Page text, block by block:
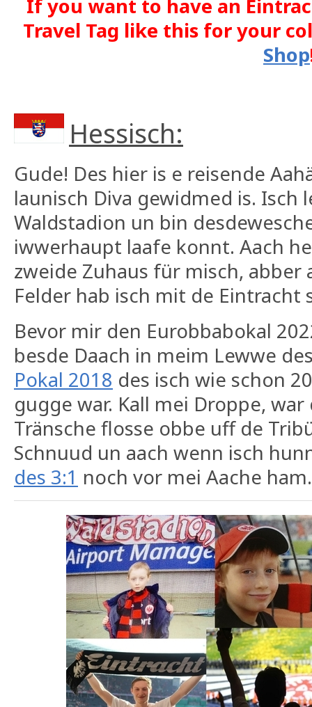
If you want to have an
Travel Tag like this for your
Shop
Hessisch:
Gude! Des hier is e reisende
launisch Diva gewidmed is. Isch
Waldstadion un bin
iwwerhaupt laafe konnt. Aach
zweide Zuhaus für misch, abber
Felder hab isch mit de Eintracht
Bevor mir den Eurobbabokal
besde Daach in meim Lewwe
Pokal 2018 des isch wie schon
gugge war. Kall mei Droppe, war
Tränsche flosse obbe uff de
Schnuud un aach wenn isch
des 3:1 noch vor mei Aache ham.